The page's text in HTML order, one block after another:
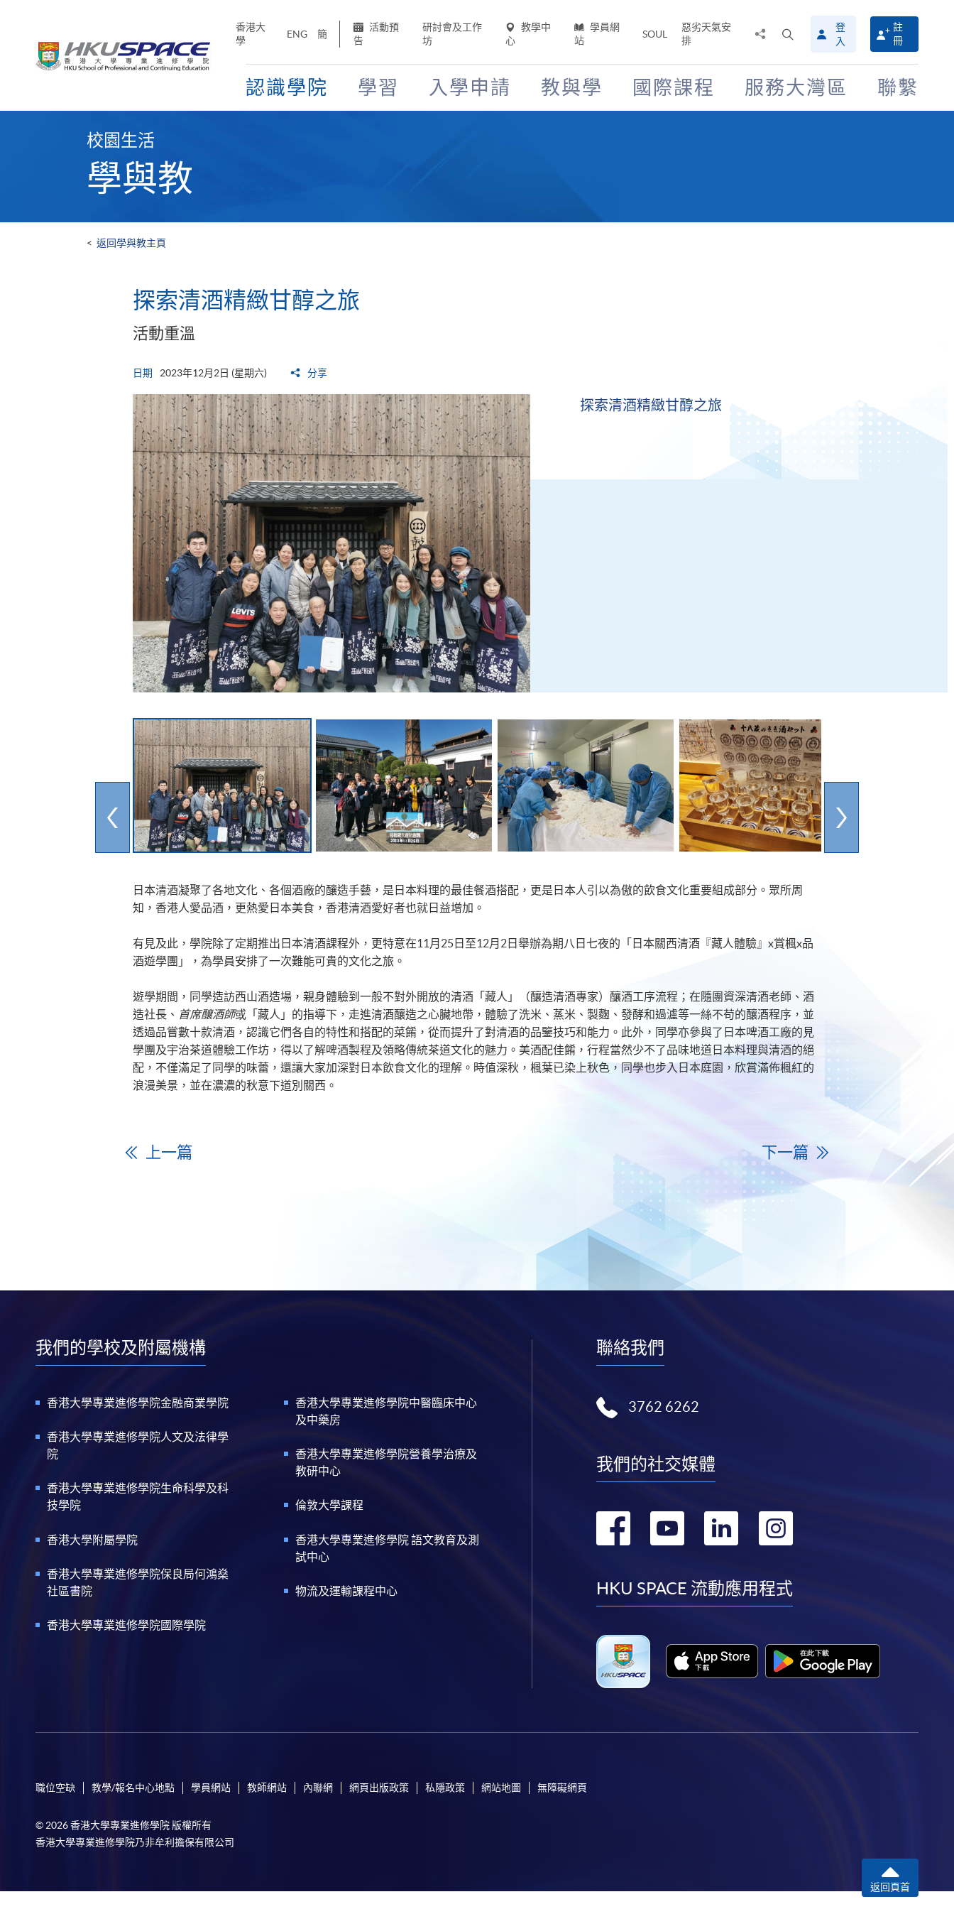
香港大
學
ENG 簡
活動預
告
研討會及工作
坊
教學中
心
學員網
站
SOUL
惡劣天氣安
排
搜
尋
介
面
登
入
註
冊
認識學院 學習 入學申請 教與學 國際課程 服務大灣區 聯繫
校園生活
學與教
< 返回學與教主頁
探索清酒精緻甘醇之旅
活動重溫
日期 2023年12月2日 (星期六) 分享
探索清酒精緻甘醇之旅
日本清酒凝聚了各地文化、各個酒廠的釀造手藝，是日本料理的最佳餐酒搭配，更是日本人引以為傲的飲食文化重要組成部分。眾所周
知，香港人愛品酒，更熱愛日本美食，香港清酒愛好者也就日益增加。
有見及此，學院除了定期推出日本清酒課程外，更特意在11月25日至12月2日舉辦為期八日七夜的「日本關西清酒『藏人體驗』x賞楓x品
酒遊學團」，為學員安排了一次難能可貴的文化之旅。
遊學期間，同學造訪西山酒造場，親身體驗到一般不對外開放的清酒「藏人」（釀造清酒專家）釀酒工序流程；在隨團資深清酒老師、酒
造社長、 首席釀酒師或「藏人」的指導下，走進清酒釀造之心臟地帶，體驗了洗米、蒸米、製麴、發酵和過瀘等一絲不苟的釀酒程序，並
透過品嘗數十款清酒，認識它們各自的特性和搭配的菜餚，從而提升了對清酒的品鑒技巧和能力。此外，同學亦參與了日本啤酒工廠的見
學團及宇治茶道體驗工作坊，得以了解啤酒製程及領略傳統茶道文化的魅力。美酒配佳餚，行程當然少不了品味地道日本料理與清酒的絕
配，不僅滿足了同學的味蕾，還讓大家加深對日本飲食文化的理解。時值深秋，楓葉已染上秋色，同學也步入日本庭園，欣賞滿佈楓紅的
浪漫美景，並在濃濃的秋意下道別關西。
上一篇 下一篇
我們的學校及附屬機構
香港大學專業進修學院金融商業學院
香港大學專業進修學院人文及法律學
院
香港大學專業進修學院生命科學及科
技學院
香港大學附屬學院
香港大學專業進修學院保良局何鴻燊
社區書院
香港大學專業進修學院國際學院
香港大學專業進修學院中醫臨床中心
及中藥房
香港大學專業進修學院營養學治療及
教研中心
倫敦大學課程
香港大學專業進修學院 語文教育及測
試中心
物流及運輸課程中心
聯絡我們
3762 6262
我們的社交媒體
轉
facebook
轉
youtube
轉
linkedin
轉
instagram
HKU SPACE 流動應用程式
職位空缺 教學/報名中心地點 學員網站 教師網站 內聯網 網頁出版政策 私隱政策 網站地圖 無障礙網頁
© 2026 香港大學專業進修學院 版權所有
香港大學專業進修學院乃非牟利擔保有限公司
返回頁首